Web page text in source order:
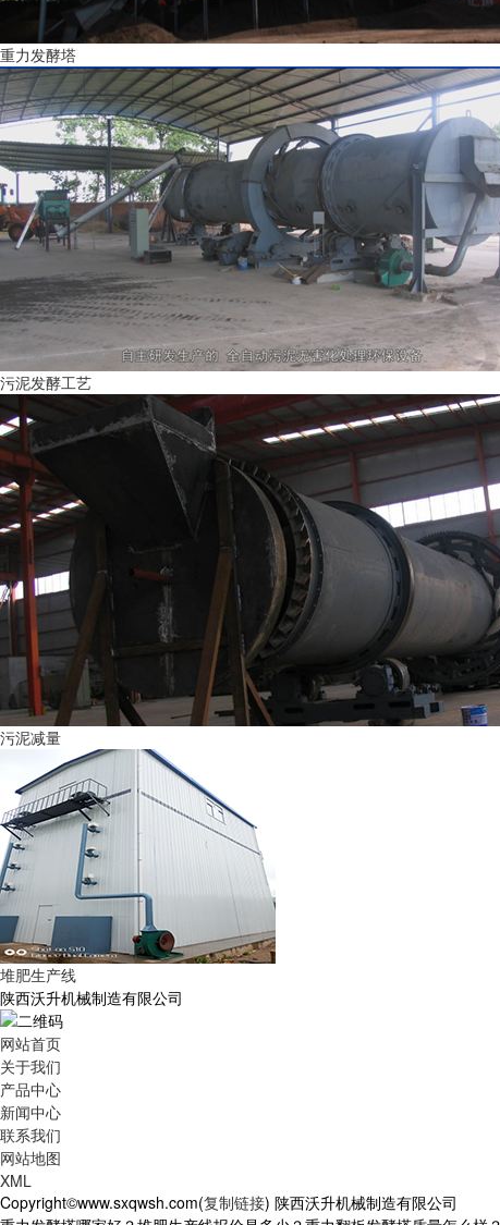
重力发酵塔
污泥发酵工艺
污泥减量
堆肥生产线
陕西沃升机械制造有限公司
网站首页
关于我们
产品中心
新闻中心
联系我们
网站地图
XML
Copyright©www.sxqwsh.com(复制链接) 陕西沃升机械制造有限公司